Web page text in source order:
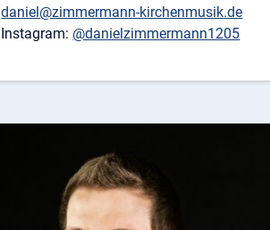
daniel@zimmermann-kirchenmusik.de
Instagram: @danielzimmermann1205